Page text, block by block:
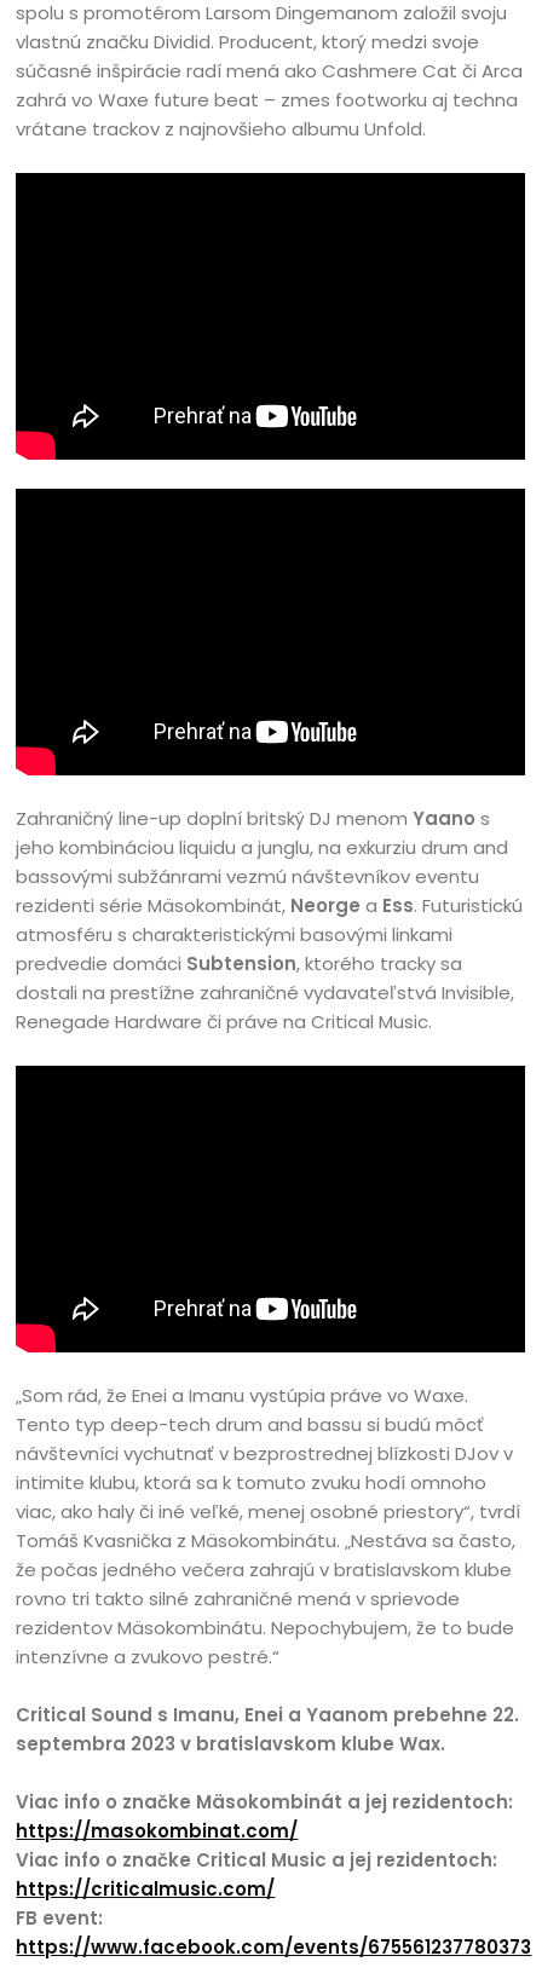
spolu s promotérom Larsom Dingemanom založil svoju
vlastnú značku Dividid. Producent, ktorý medzi svoje
súčasné inšpirácie radí mená ako Cashmere Cat či Arca
zahrá vo Waxe future beat – zmes footworku aj techna
vrátane trackov z najnovšieho albumu Unfold.
Zahraničný line-up doplní britský DJ menomYaano s
jeho kombináciou liquidu a junglu, na exkurziu drum and
bassovými subžánrami vezmú návštevníkov eventu
rezidenti série Mäsokombinát, Neorge a Ess. Futuristickú
atmosféru s charakteristickými basovými linkami
predvedie domáci Subtension, ktorého tracky sa
dostali na prestížne zahraničné vydavateľstvá Invisible,
Renegade Hardware či práve na Critical Music.
„Som rád, že Enei a Imanu vystúpia práve vo Waxe.
Tento typ deep-tech drum and bassu si budú môcť
návštevníci vychutnať v bezprostrednej blízkosti DJov v
intimite klubu, ktorá sa k tomuto zvuku hodí omnoho
viac, ako haly či iné veľké, menej osobné priestory“, tvrdí
Tomáš Kvasnička z Mäsokombinátu. „Nestáva sa často,
že počas jedného večera zahrajú v bratislavskom klube
rovno tri takto silné zahraničné mená v sprievode
rezidentov Mäsokombinátu. Nepochybujem, že to bude
intenzívne a zvukovo pestré.“
Critical Sound s Imanu, Enei a Yaanom prebehne 22.
septembra 2023 v bratislavskom klube Wax.
Viac info o značke Mäsokombinát a jej rezidentoch:
https://masokombinat.com/
Viac info o značke Critical Music a jej rezidentoch:
https://criticalmusic.com/
FB event:
https://www.facebook.com/events/675561237780373